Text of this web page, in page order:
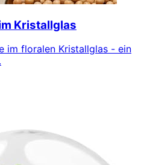
Kristallglas
im floralen Kristallglas - ein